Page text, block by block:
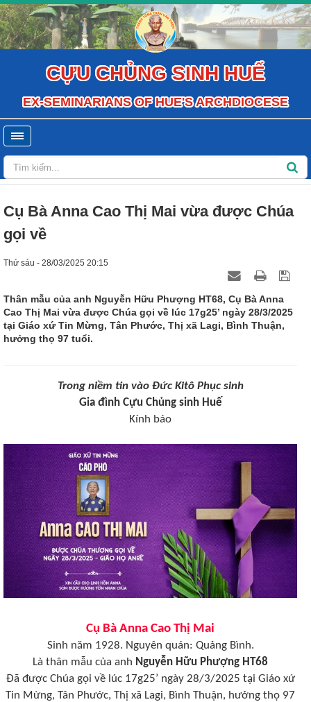
CỰU CHỦNG SINH HUẾ
EX-SEMINARIANS OF HUE'S ARCHDIOCESE
Cụ Bà Anna Cao Thị Mai vừa được Chúa
gọi về
Thứ sáu - 28/03/2025 20:15
Thân mẫu của anh Nguyễn Hữu Phượng HT68, Cụ Bà Anna
Cao Thị Mai vừa được Chúa gọi về lúc 17g25’ ngày 28/3/2025
tại Giáo xứ Tin Mừng, Tân Phước, Thị xã Lagi, Bình Thuận,
hưởng thọ 97 tuổi.
Trong niềm tin vào Đức Kitô Phục sinh
Gia đình Cựu Chủng sinh Huế
Kính báo
Cụ Bà Anna Cao Thị Mai
Sinh năm 1928. Nguyên quán: Quảng Bình.
Là thân mẫu của anh Nguyễn Hữu Phượng HT68
Đã được Chúa gọi về lúc 17g25’ ngày 28/3/2025 tại Giáo xứ
Tin Mừng, Tân Phước, Thị xã Lagi, Bình Thuận, hưởng thọ 97